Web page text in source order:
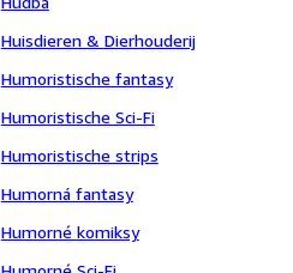
Huisdieren & Dierhouderij
Humoristische fantasy
Humoristische Sci-Fi
Humoristische strips
Humorná fantasy
Humorné komiksy